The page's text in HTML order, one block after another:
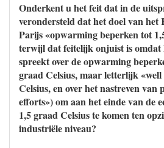
Onderkent u het feit dat in de
verondersteld dat het doel van
Parijs «opwarming beperken tot
terwijl dat feitelijk onjuist is
spreekt over de opwarming
graad Celsius, maar letterlijk
Celsius, en over het nastreven van
efforts») om aan het einde van de
1,5 graad Celsius te komen ten
industriële niveau?